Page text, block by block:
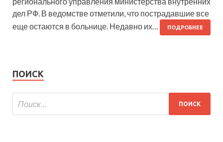
дел РФ. В ведомстве отметили, что пострадавшие все
еще остаются в больнице. Недавно их…
ПОДРОБНЕЕ
ПОИСК